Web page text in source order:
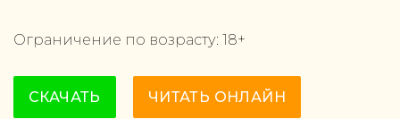
Ограничение по возрасту: 18+
СКАЧАТЬ ЧИТАТЬ ОНЛАЙН